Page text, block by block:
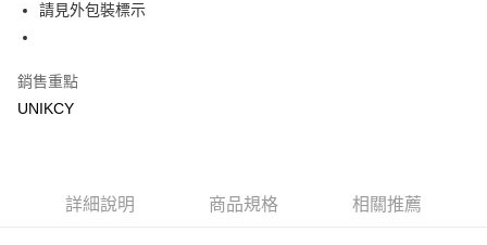
Apple Pay
請見外包裝標示
銷售重點
UNIKCY
詳細說明 商品規格 相關推薦